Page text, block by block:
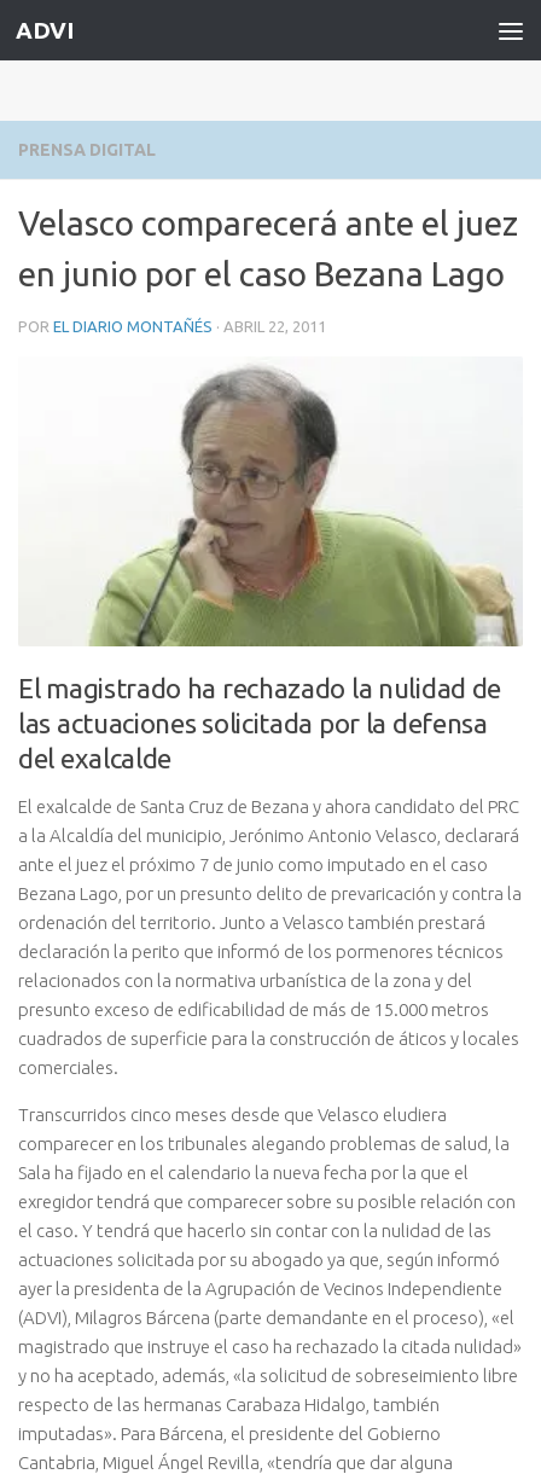
Saltar al contenido
ADVI
PRENSA DIGITAL
Velasco comparecerá ante el juez
en junio por el caso Bezana Lago
POR EL DIARIO MONTAÑÉS · ABRIL 22, 2011
El magistrado ha rechazado la nulidad de
las actuaciones solicitada por la defensa
del exalcalde
El exalcalde de Santa Cruz de Bezana y ahora candidato del PRC
a la Alcaldía del municipio, Jerónimo Antonio Velasco, declarará
ante el juez el próximo 7 de junio como imputado en el caso
Bezana Lago, por un presunto delito de prevaricación y contra la
ordenación del territorio. Junto a Velasco también prestará
declaración la perito que informó de los pormenores técnicos
relacionados con la normativa urbanística de la zona y del
presunto exceso de edificabilidad de más de 15.000 metros
cuadrados de superficie para la construcción de áticos y locales
comerciales.
Transcurridos cinco meses desde que Velasco eludiera
comparecer en los tribunales alegando problemas de salud, la
Sala ha fijado en el calendario la nueva fecha por la que el
exregidor tendrá que comparecer sobre su posible relación con
el caso. Y tendrá que hacerlo sin contar con la nulidad de las
actuaciones solicitada por su abogado ya que, según informó
ayer la presidenta de la Agrupación de Vecinos Independiente
(ADVI), Milagros Bárcena (parte demandante en el proceso), «el
magistrado que instruye el caso ha rechazado la citada nulidad»
y no ha aceptado, además, «la solicitud de sobreseimiento libre
respecto de las hermanas Carabaza Hidalgo, también
imputadas». Para Bárcena, el presidente del Gobierno
Cantabria, Miguel Ángel Revilla, «tendría que dar alguna